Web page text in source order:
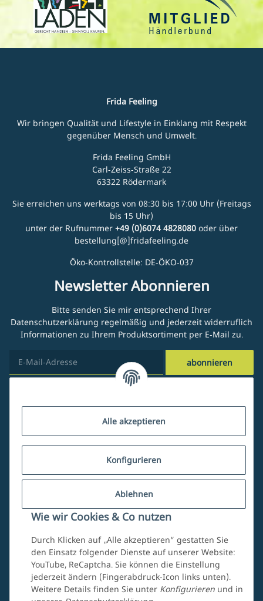
Alle akzeptieren
Konfigurieren
Ablehnen
Wie wir Cookies & Co nutzen
Durch Klicken auf „Alle akzeptieren“ gestatten Sie
den Einsatz folgender Dienste auf unserer Website:
YouTube, ReCaptcha. Sie können die Einstellung
jederzeit ändern (Fingerabdruck-Icon links unten).
Weitere Details finden Sie unter Konfigurieren und in
Frida Feeling
Wir bringen Qualität und Lifestyle in Einklang mit Respekt
gegenüber Mensch und Umwelt.
Frida Feeling GmbH
Carl-Zeiss-Straße 22
63322 Rödermark
Sie erreichen uns werktags von 08:30 bis 17:00 Uhr (Freitags
bis 15 Uhr)
unter der Rufnummer +49 (0)6074 4828080 oder über
bestellung[@]fridafeeling.de
Öko-Kontrollstelle: DE-ÖKO-037
Newsletter Abonnieren
Bitte senden Sie mir entsprechend Ihrer
Datenschutzerklärung regelmäßig und jederzeit widerruflich
Informationen zu Ihrem Produktsortiment per E-Mail zu.
abonnieren